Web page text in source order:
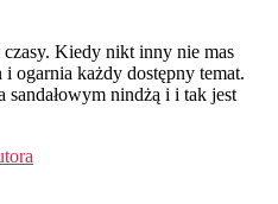
Kiedy nikt inny nie mas
ogarnia każdy dostępny temat.
sandałowym nindżą i i tak jest